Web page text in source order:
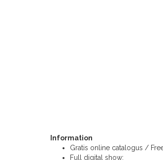
Information
Gratis online catalogus /
Full digital show;